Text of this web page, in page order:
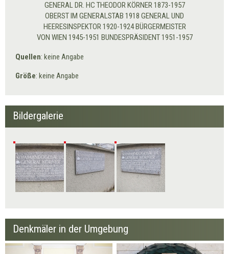
GENERAL DR. HC THEODOR KÖRNER 1873-1957
OBERST IM GENERALSTAB 1918 GENERAL UND
HEERESINSPEKTOR 1920-1924 BÜRGERMEISTER
VON WIEN 1945-1951 BUNDESPRÄSIDENT 1951-1957
Quellen: keine Angabe
Größe: keine Angabe
Bildergalerie
Denkmäler in der Umgebung